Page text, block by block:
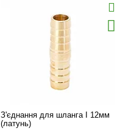
З'єднання для шланга I 12мм
(латунь)